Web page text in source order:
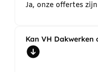
Ja, onze offertes
Kan VH